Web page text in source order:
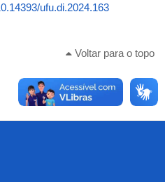
ufu.di.2024.163
Voltar para o topo